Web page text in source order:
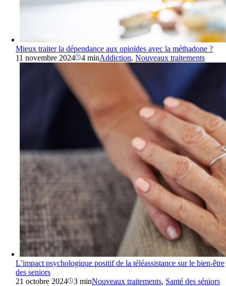
Mieux traiter la dépendance aux opioïdes avec la méthadone ?
11 novembre 2024
4 minAddiction,Nouveaux traitements
L’impact psychologique positif de la téléassistance sur le bien-être
des seniors
21 octobre 2024
3 minNouveaux traitements, Santé des séniors